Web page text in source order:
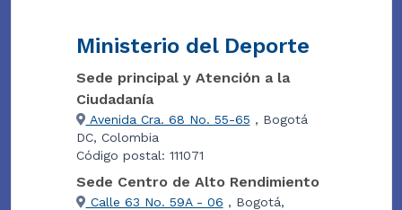
Ministerio del Deporte
Sede principal y Atención a la
Ciudadanía
Avenida Cra. 68 No. 55-65 , Bogotá
DC, Colombia
Código postal: 111071
Sede Centro de Alto Rendimiento
Calle 63 No. 59A - 06 , Bogotá,